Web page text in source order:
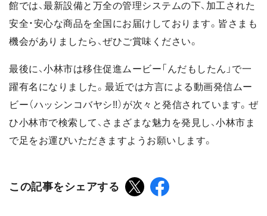
館では、最新設備と万全の管理システムの下、加工された
安全・安心な商品を全国にお届けしております。皆さまも
機会がありましたら、ぜひご賞味ください。
最後に、小林市は移住促進ムービー「んだもしたん」で一
躍有名になりました。最近では方言による動画発信ムー
ビー（ハッシンコバヤシ!!）が次々と発信されています。ぜ
ひ小林市で検索して、さまざまな魅力を発見し、小林市ま
で足をお運びいただきますようお願いします。
この記事をシェアする